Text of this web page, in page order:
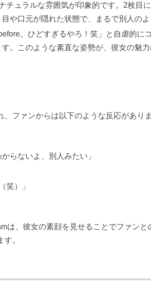
チュラルな雰囲気が印象的です。2枚目
や口元が隠れた状態で、まるで別人のよ
。ひどすぎるやろ！笑」と自虐的に
。このような素直な姿勢が、彼女の魅
ファンからは以下のような反応があり
らないよ、別人みたい」
笑）」
は、彼女の素顔を見せることでファンと
。